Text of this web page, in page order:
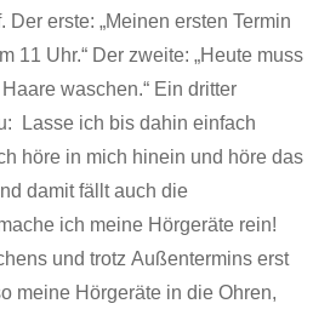
erste: „Meinen ersten Termin
11 Uhr.“ Der zweite: „Heute muss
waschen.“ Ein dritter
Lasse ich bis dahin einfach
höre in mich hinein und höre das
damit fällt auch die
ich meine Hörgeräte rein!
und trotz Außentermins erst
meine Hörgeräte in die Ohren,